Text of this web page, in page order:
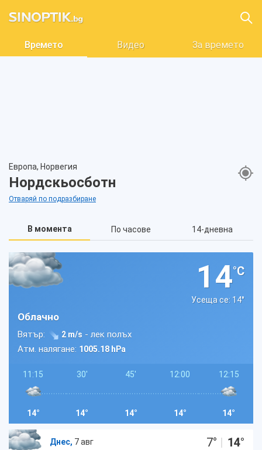
Времето Видео За времето
Европа, Норвегия
Нордскьосботн
Отваряй по подразбиране
В момента По часове 14-дневна
14°C
Усеща се: 14°
Облачно
Вятър: 2 m/s - лек полъх
Атм. налягане: 1005.18 hPa
11:15
14°
30'
14°
45'
14°
12:00
14°
12:15
14°
Днес, 7 авг
7° | 14°